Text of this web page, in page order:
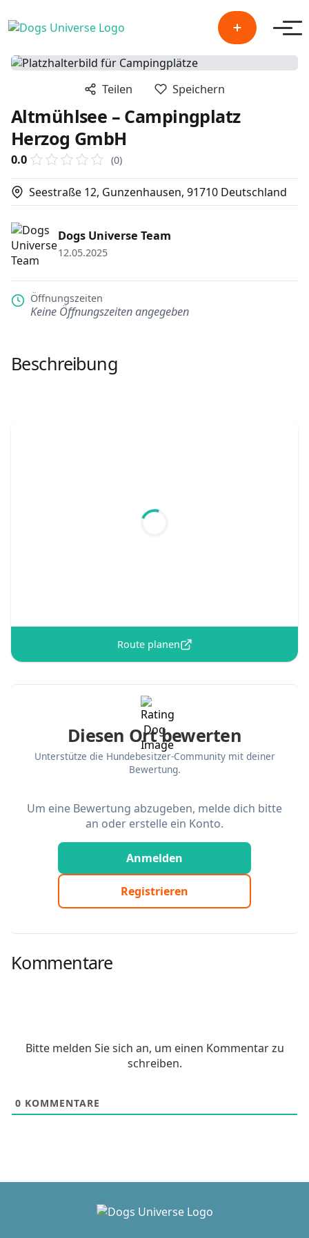
Teilen Speichern
Altmühlsee – Campingplatz
Herzog GmbH
0.0 (0)
Seestraße 12, Gunzenhausen, 91710 Deutschland
Dogs Universe Team
12.05.2025
Öffnungszeiten
Keine Öffnungszeiten angegeben
Beschreibung
Route planen
Diesen Ort bewerten
Unterstütze die Hundebesitzer-Community mit deiner
Bewertung.
Um eine Bewertung abzugeben, melde dich bitte
an oder erstelle ein Konto.
Anmelden
Registrieren
Kommentare
Bitte melden Sie sich an, um einen Kommentar zu
schreiben.
0 KOMMENTARE